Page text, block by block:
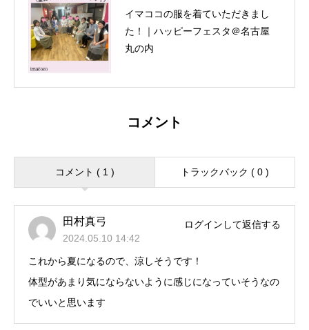
イマココの服を着ていただきまし
た！｜ハッピーフェスタ＠名古屋
丸の内
コメント
コメント ( 1 ) トラックバック ( 0 )
田村真弓
2024.05.10 14:42
ログインして返信する
これから夏になるので、涼しそうです！
体型があまり気にならないように感じになっていそうなの
でいいと思います